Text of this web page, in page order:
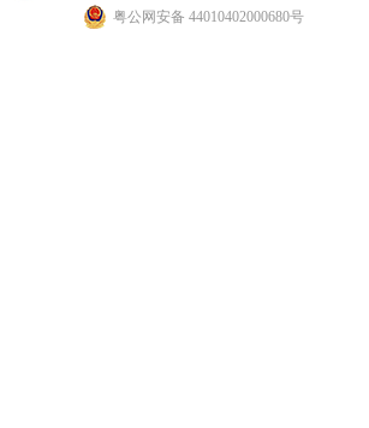
粤公网安备 44010402000680号